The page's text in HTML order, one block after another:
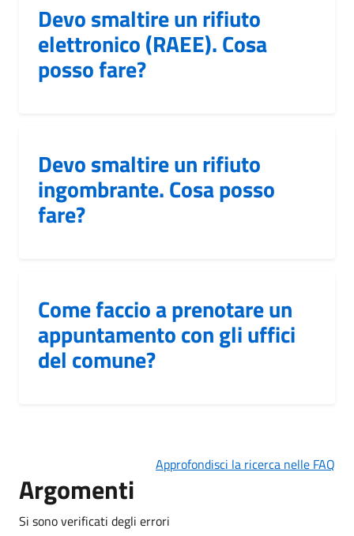
Devo smaltire un rifiuto
elettronico (RAEE). Cosa
posso fare?
Devo smaltire un rifiuto
ingombrante. Cosa posso
fare?
Come faccio a prenotare un
appuntamento con gli uffici
del comune?
Approfondisci la ricerca nelle FAQ
Argomenti
Si sono verificati degli errori